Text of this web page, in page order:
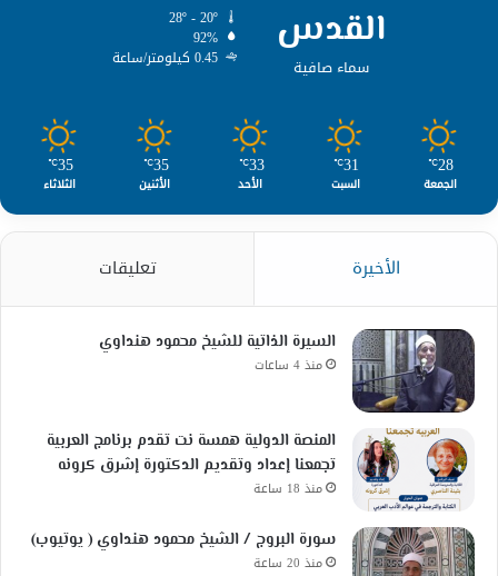
القدس
سماء صافية
92%
0.45 كيلومتر/ساعة
28
℃
الجمعة
31
℃
السبت
33
℃
الأحد
35
℃
الأثنين
35
℃
الثلاثاء
الأخيرة تعليقات
السيرة الذاتية للشيخ محمود هنداوي
منذ 4 ساعات
المنصة الدولية همسة نت تقدم برنامج العربية
تجمعنا إعداد وتقديم الدكتورة إشرق كرونه
منذ 18 ساعة
سورة البروج / الشيخ محمود هنداوي ( يوتيوب)
منذ 20 ساعة